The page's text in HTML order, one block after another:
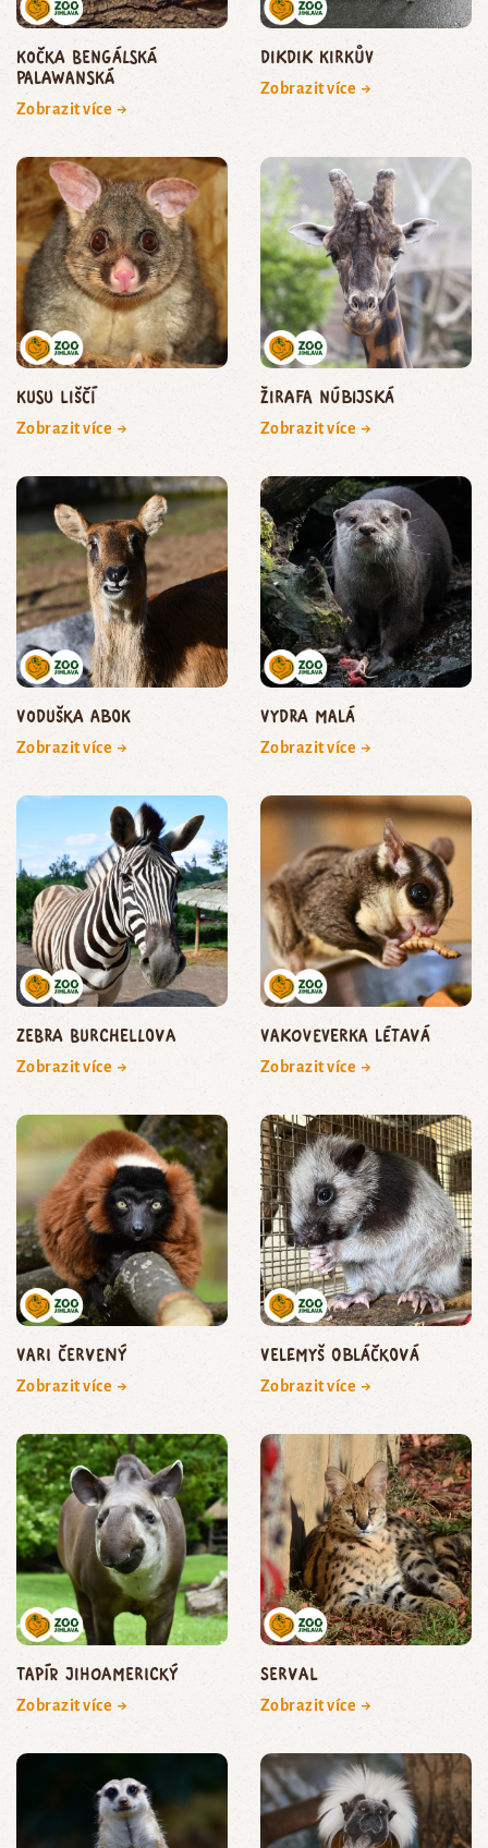
kočka bengálská
palawanská
Zobrazit více →
dikdik Kirkův
Zobrazit více →
kusu liščí
Zobrazit více →
žirafa núbijská
Zobrazit více →
voduška abok
Zobrazit více →
vydra malá
Zobrazit více →
zebra Burchellova
Zobrazit více →
vakoveverka létavá
Zobrazit více →
vari červený
Zobrazit více →
velemyš obláčková
Zobrazit více →
tapír jihoamerický
Zobrazit více →
serval
Zobrazit více →